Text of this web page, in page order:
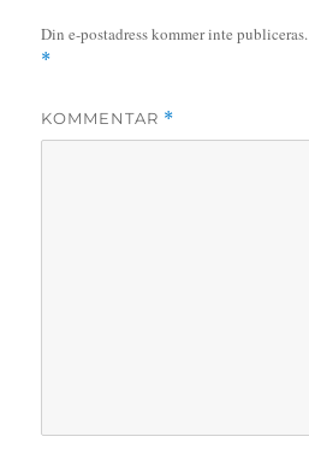
Din e-postadress kommer inte publiceras.
*
KOMMENTAR *